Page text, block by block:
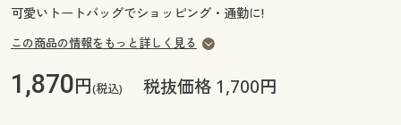
ご利用ガイド
ご利用ガイド
可愛いトートバッグでショッピング・通勤に!
この商品の情報をもっと詳しく見る
1,870円(税込) 税抜価格 1,700円